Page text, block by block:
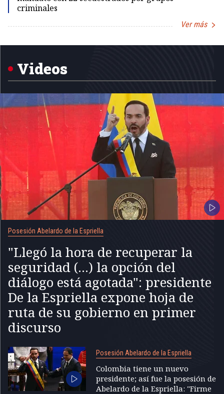
criminales
Ver más
Videos
Posesión Abelardo de la Espriella
"Llegó la hora de recuperar la
seguridad (...) la opción del
diálogo está agotada": presidente
De la Espriella expone hoja de
ruta de su gobierno en primer
discurso
Posesión Abelardo de la Espriella
Colombia tiene un nuevo
presidente; así fue la posesión de
Abelardo de la Espriella: "Firme